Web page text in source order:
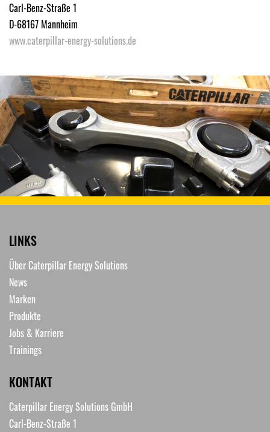
Carl-Benz-Straße 1
D-68167 Mannheim
www.caterpillar-energy-solutions.de
LINKS
Über Caterpillar Energy Solutions
News
Marken
Produkte
Jobs & Karriere
Trainings
KONTAKT
Caterpillar Energy Solutions GmbH
Carl-Benz-Straße 1